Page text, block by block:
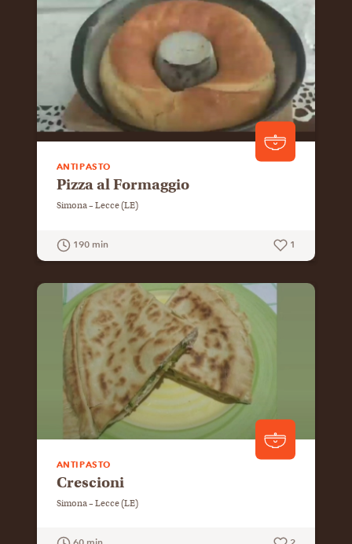
ANTIPASTO
Pizza al Formaggio
Simona – Lecce (LE)
190 min 1
ANTIPASTO
Crescioni
Simona – Lecce (LE)